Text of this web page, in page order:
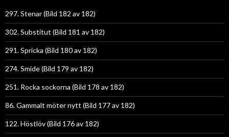
297. Stenar (Bild 182 av 182)
302. Substitut (Bild 181 av 182)
291. Spricka (Bild 180 av 182)
274. Smide (Bild 179 av 182)
251. Rocka sockorna (Bild 178 av 182)
86. Gammalt möter nytt (Bild 177 av 182)
122. Höstlöv (Bild 176 av 182)